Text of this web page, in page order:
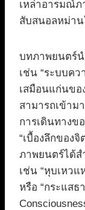
เหล่าอารมณ์
สับสนอลหม่าน
บทภาพยนตร์
เช่น “ระบบคว
เสมือนแก่นขอ
สามารถเข้าม
การเดินทางข
“เบื้องลึกของจิ
ภาพยนตร์ได้ส
เช่น “หุบเหวแ
หรือ “กระแสธ